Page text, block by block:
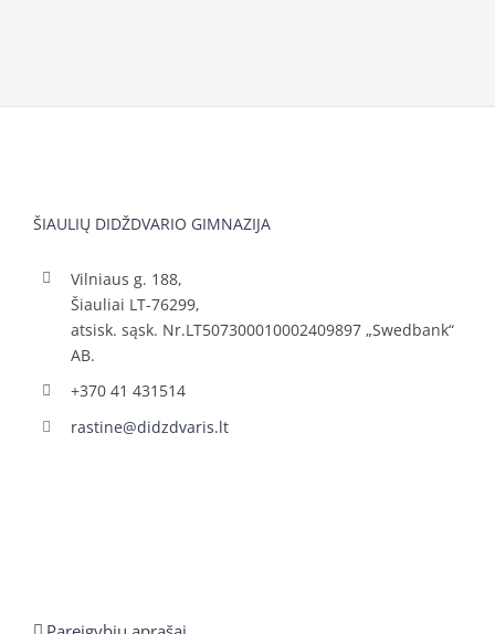
ŠIAULIŲ DIDŽDVARIO GIMNAZIJA
Vilniaus g. 188,
Šiauliai LT-76299,
atsisk. sąsk. Nr.LT507300010002409897 „Swedbank“
AB.
+370 41 431514
rastine@didzdvaris.lt